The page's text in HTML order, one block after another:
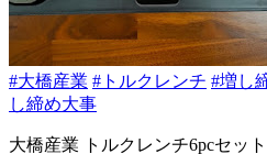
#大橋産業 #トルクレンチ #増し
し締め大事
大橋産業 トルクレンチ6pcセッ